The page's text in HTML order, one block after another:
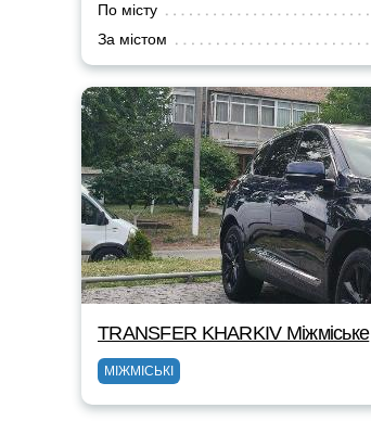
По місту
За містом
TRANSFER KHARKIV Міжміське
МІЖМІСЬКІ